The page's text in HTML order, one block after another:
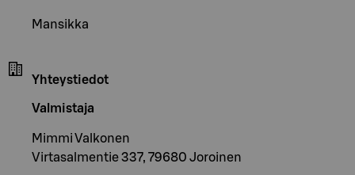
Mansikka
Yhteystiedot
Valmistaja
Mimmi Valkonen
Virtasalmentie 337, 79680 Joroinen